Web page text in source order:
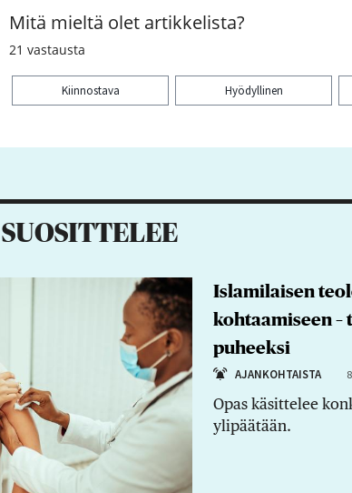
Mitä mieltä olet artikkelista?
21 vastausta
Kiinnostava Hyödyllinen
Islamilaisen
kohtaamiseen
puheeksi
AJANKOHTAISTA
Opas käsittelee
ylipäätään.